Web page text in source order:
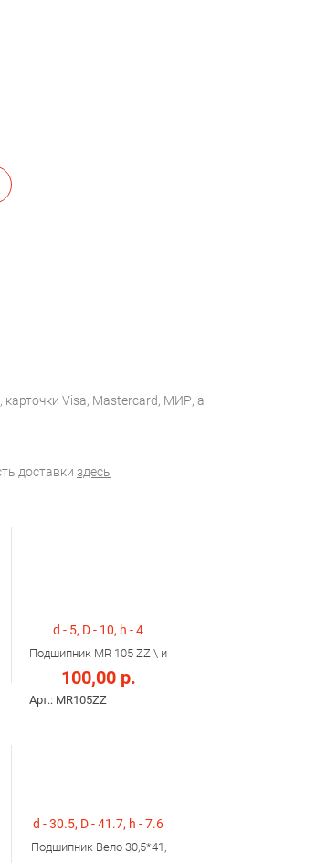
Visa, Mastercard, МИР, а
доставки здесь
d - 5, D - 10, h - 4
Подшипник MR 105 ZZ \ и
100,00 р.
Арт.: MR105ZZ
d - 30.5, D - 41.7, h - 7.6
Подшипник Вело 30,5*41,